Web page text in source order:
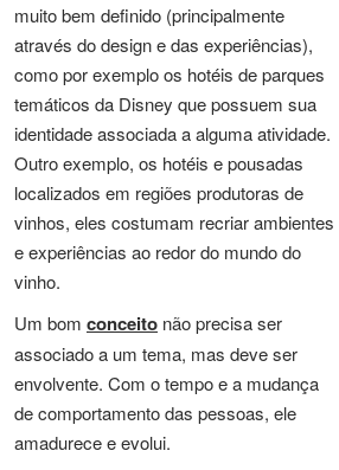
muito bem definido (principalmente
através do design e das experiências),
como por exemplo os hotéis de parques
temáticos da Disney que possuem sua
identidade associada a alguma atividade.
Outro exemplo, os hotéis e pousadas
localizados em regiões produtoras de
vinhos, eles costumam recriar ambientes
e experiências ao redor do mundo do
vinho.
Um bom conceito não precisa ser
associado a um tema, mas deve ser
envolvente. Com o tempo e a mudança
de comportamento das pessoas, ele
amadurece e evolui.